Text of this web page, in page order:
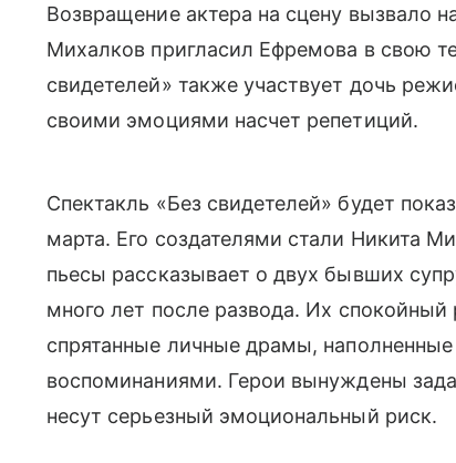
Возвращение актера на сцену вызвало
Михалков пригласил Ефремова в свою
свидетелей» также участвует дочь
своими эмоциями насчет репетиций.
Спектакль «Без свидетелей» будет
марта. Его создателями стали Никита
пьесы рассказывает о двух бывших
много лет после развода. Их спокойный
спрятанные личные драмы,
воспоминаниями. Герои вынуждены
несут серьезный эмоциональный риск.